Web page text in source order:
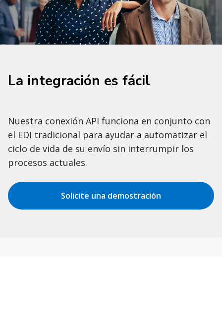
La integración es fácil
Nuestra conexión API funciona en conjunto con
el EDI tradicional para ayudar a automatizar el
ciclo de vida de su envío sin interrumpir los
procesos actuales.
Solicite una demostración